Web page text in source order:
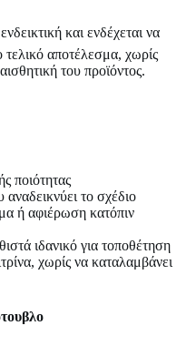
και ενδέχεται να
τελικό αποτέλεσμα, χωρίς
του προϊόντος.
ποιότητας
το σχέδιο
ή αφιέρωση κατόπιν
ιδανικό για τοποθέτηση
χωρίς να καταλαμβάνει